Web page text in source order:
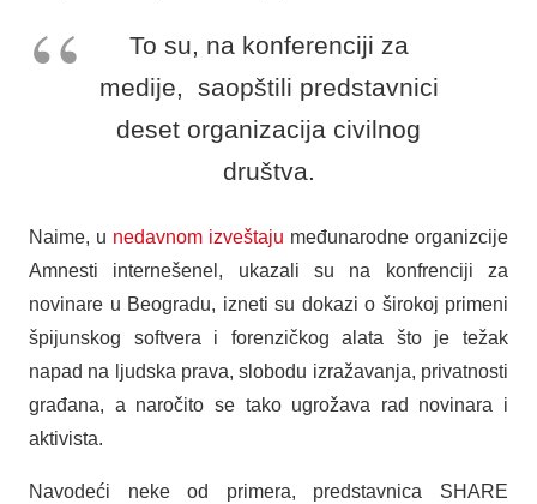
To su, na konferenciji za
medije, saopštili predstavnici
deset organizacija civilnog
društva.
Naime, u nedavnom izveštaju međunarodne organizcije
Amnesti internešenel, ukazali su na konfrenciji za
novinare u Beogradu, izneti su dokazi o širokoj primeni
špijunskog softvera i forenzičkog alata što je težak
napad na ljudska prava, slobodu izražavanja, privatnosti
građana, a naročito se tako ugrožava rad novinara i
aktivista.
Navodeći neke od primera, predstavnica SHARE